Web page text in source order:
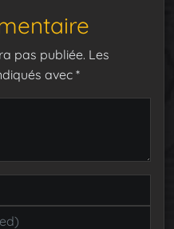
pas publiée. Les
avec *